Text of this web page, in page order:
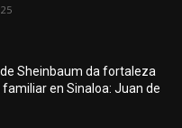
Sheinbaum da fortaleza
en Sinaloa: Juan de